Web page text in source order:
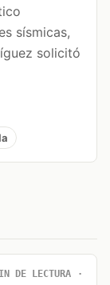
sísmicas,
solicitó
DE LECTURA